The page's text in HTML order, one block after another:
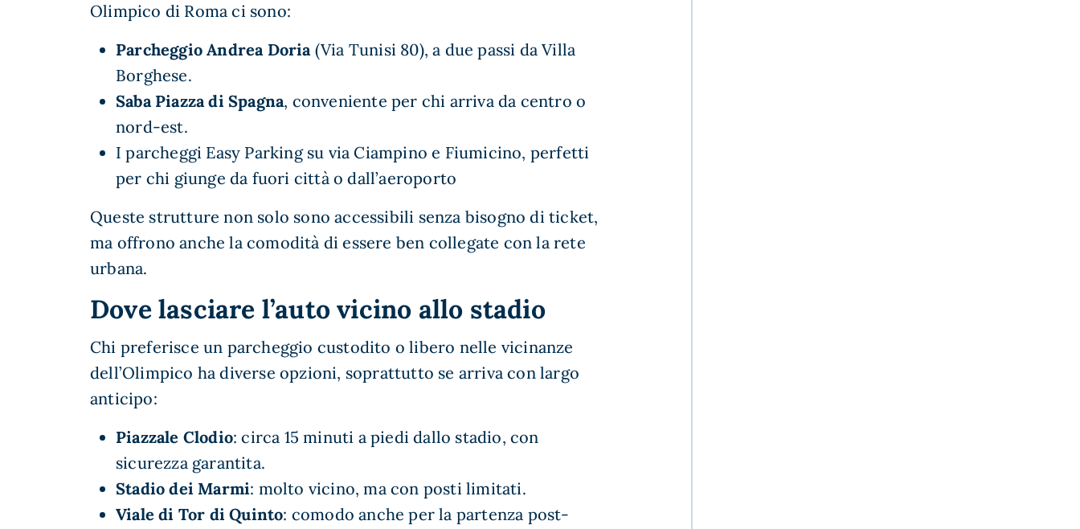
Olimpico di Roma ci sono:
Parcheggio Andrea Doria(Via Tunisi 80), a due passi da Villa
Borghese.
Saba Piazza di Spagna, conveniente per chi arriva da centro o
nord-est.
I parcheggi Easy Parking su via Ciampino e Fiumicino, perfetti
per chi giunge da fuori città o dall’aeroporto
Queste strutture non solo sono accessibili senza bisogno di ticket,
ma offrono anche la comodità di essere ben collegate con la rete
urbana.
Dove lasciare l’auto vicino allo stadio
Chi preferisce un parcheggio custodito o libero nelle vicinanze
dell’Olimpico ha diverse opzioni, soprattutto se arriva con largo
anticipo:
Piazzale Clodio: circa 15 minuti a piedi dallo stadio, con
sicurezza garantita.
Stadio dei Marmi: molto vicino, ma con posti limitati.
Viale di Tor di Quinto: comodo anche per la partenza post-